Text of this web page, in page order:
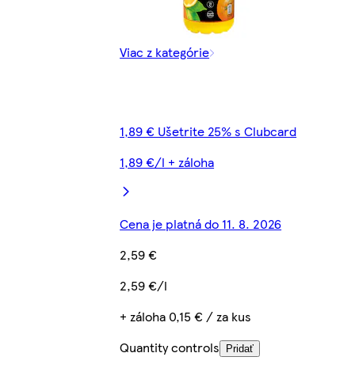
Viac z kategórie
1,89 € Ušetrite 25% s Clubcard
1,89 €/l + záloha
Cena je platná do 11. 8. 2026
2,59 €
2,59 €/l
+ záloha 0,15 € / za kus
Quantity controls
Pridať